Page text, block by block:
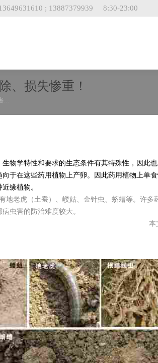
13649631610 ; 13887379939 8:30-23:00
、损失惨重！
…
生物学特性和要求的生态条件有其特殊性，因
于在这些药用植物上产卵。因此药用植物上
缘植物。
地老虎（土蚕）、嵝姑、金针虫、蛴螬等。许
虫害的防治难度较大。
本